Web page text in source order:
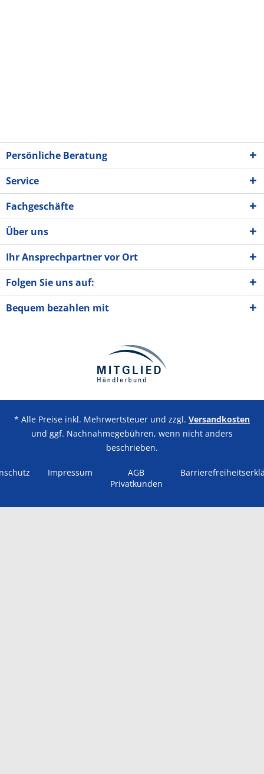
Persönliche Beratung
Service
Fachgeschäfte
Über uns
Ihr Ansprechpartner vor Ort
Folgen Sie uns auf:
Bequem bezahlen mit
* Alle Preise inkl. Mehrwertsteuer und zzgl. Versandkosten
und ggf. Nachnahmegebühren, wenn nicht anders
beschrieben.
Impressum
AGB
Privatkunden